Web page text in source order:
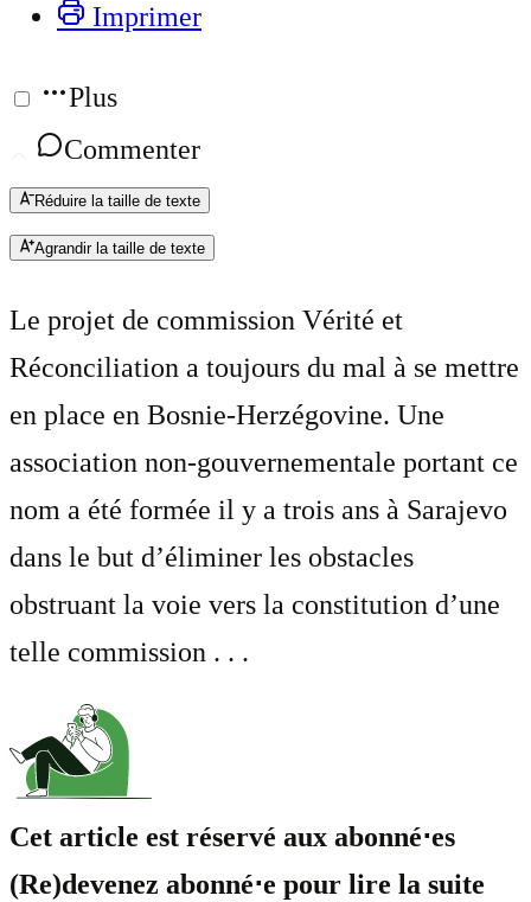
Imprimer
Plus
Commenter
Réduire la taille de texte
Agrandir la taille de texte
Le projet de commission Vérité et
Réconciliation a toujours du mal à se mettre
en place en Bosnie-Herzégovine. Une
association non-gouvernementale portant ce
nom a été formée il y a trois ans à Sarajevo
dans le but d’éliminer les obstacles
obstruant la voie vers la constitution d’une
telle commission . . .
Cet article est réservé aux abonné⋅es
(Re)devenez abonné⋅e pour lire la suite